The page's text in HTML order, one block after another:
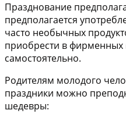
Празднование
предполагается
часто необычных
приобрести в фирменных
самостоятельно.
Родителям молодого
праздники можно
шедевры: